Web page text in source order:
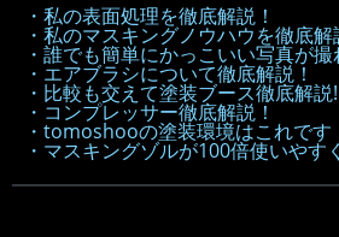
・私の表面処理を徹底解説！
・私のマスキングノウハウを徹底解
・誰でも簡単にかっこいい写真が撮
・エアブラシについて徹底解説！
・比較も交えて塗装ブース徹底解説!
・コンプレッサー徹底解説！
・tomoshooの塗装環境はこれです
・マスキングゾルが100倍使いやす